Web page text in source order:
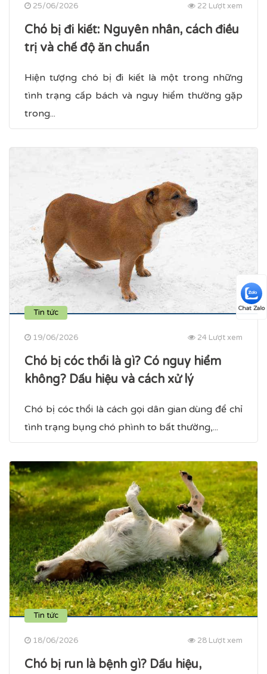
25/06/2026 22 Lượt xem
Chó bị đi kiết​: Nguyên nhân, cách điều
trị và chế độ ăn chuẩn
Hiện tượng chó bị đi kiết là một trong những
tình trạng cấp bách và nguy hiểm thường gặp
trong...
Tin tức
19/06/2026 24 Lượt xem
Chó bị cóc thổi là gì? Có nguy hiểm
không? Dấu hiệu và cách xử lý
Chó bị cóc thổi là cách gọi dân gian dùng để chỉ
tình trạng bụng chó phình to bất thường,...
Tin tức
18/06/2026 28 Lượt xem
Chó bị run là bệnh gì? Dấu hiệu,
Chat Zalo